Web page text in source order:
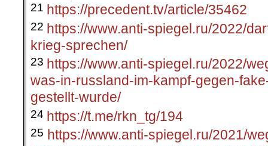
21 https://precedent.tv/article/35462
22 https://www.anti-spiegel.ru/2022/
krieg-sprechen/
23 https://www.anti-spiegel.ru/2022/
was-in-russland-im-kampf-gegen-
gestellt-wurde/
24 https://t.me/rkn_tg/194
25 https://www.anti-spiegel.ru/2021/